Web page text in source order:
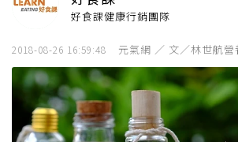
好食課健康行銷團隊
2018-08-26 16:59:48 元氣網 ／ 文／林世航營